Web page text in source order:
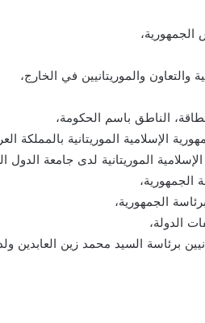
الجمهورية،
والموريتانيين في الخارج،
الناطق باسم الحكومة،
الإسلامية الموريتانية بالمملكة
الموريتانية لدى جامعة الدول
الجمهورية،
الجمهورية،
الدولة،
برئاسة السيد محمد زين العابدين